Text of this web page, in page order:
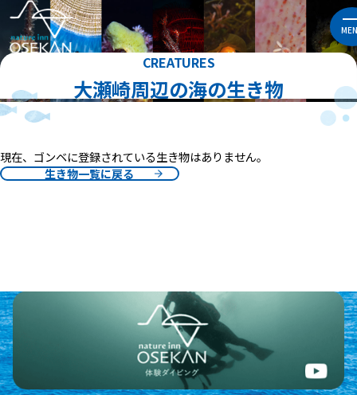
CREATURES
大瀬崎周辺の海の生き物
現在、ゴンベに登録されている生き物はありません。
生き物一覧に戻る